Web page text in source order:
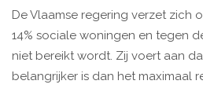
De Vlaamse regering verzet zich
14% sociale woningen en tegen
niet bereikt wordt. Zij voert aan
belangrijker is dan het maximaal